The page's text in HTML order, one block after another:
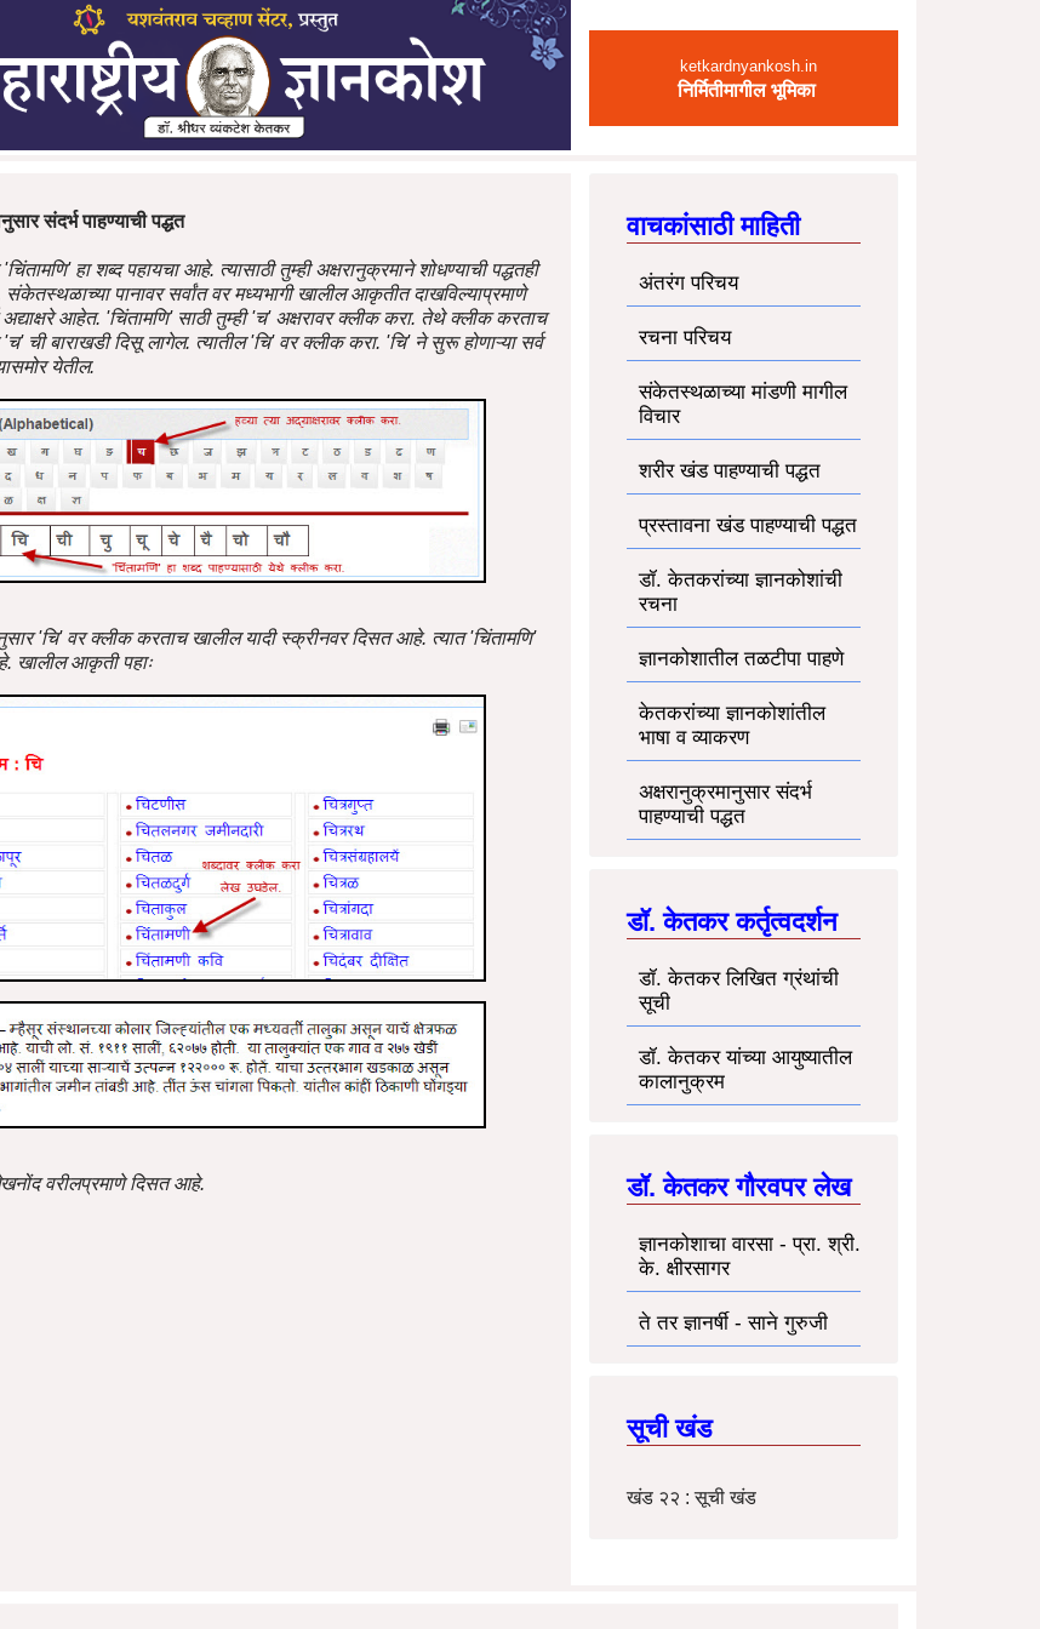
ketkardnyankosh.in
निर्मितीमागील भूमिका
संदर्भ पाहण्याची पद्धत
हा शब्द पहायचा आहे. त्यासाठी तुम्ही अक्षरानुक्रमाने शोधण्याची पद्धतही
पानावर सर्वांत वर मध्यभागी खालील आकृतीत दाखविल्याप्रमाणे
अद्याक्षरे आहेत. 'चिंतामणि' साठी तुम्ही 'च' अक्षरावर क्लीक करा. तेथे क्लीक करताच
ची बाराखडी दिसू लागेल. त्यातील 'चि' वर क्लीक करा. 'चि' ने सुरू होणाऱ्या सर्व
येतील.
'चि' वर क्लीक करताच खालील यादी स्क्रीनवर दिसत आहे. त्यात 'चिंतामणि'
खालील आकृती पहाः
वरीलप्रमाणे दिसत आहे.
वाचकांसाठी माहिती
अंतरंग परिचय
रचना परिचय
संकेतस्थळाच्या मांडणी मागील
विचार
शरीर खंड पाहण्याची पद्धत
प्रस्तावना खंड पाहण्याची पद्धत
डॉ. केतकरांच्या ज्ञानकोशांची
रचना
ज्ञानकोशातील तळटीपा पाहणे
केतकरांच्या ज्ञानकोशांतील
भाषा व व्याकरण
अक्षरानुक्रमानुसार संदर्भ
पाहण्याची पद्धत
डॉ. केतकर कर्तृत्वदर्शन
डॉ. केतकर लिखित ग्रंथांची
सूची
डॉ. केतकर यांच्या आयुष्यातील
कालानुक्रम
डॉ. केतकर गौरवपर लेख
ज्ञानकोशाचा वारसा - प्रा. श्री.
के. क्षीरसागर
ते तर ज्ञानर्षी - साने गुरुजी
सूची खंड
खंड २२ : सूची खंड